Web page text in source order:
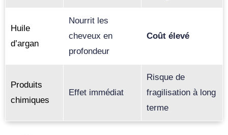
Huile
d’argan
Nourrit les
cheveux en
profondeur
Coût élevé
Produits
chimiques
Effet immédiat
Risque de
fragilisation à long
terme